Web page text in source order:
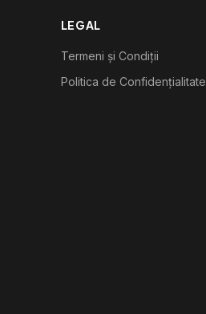
LEGAL
Termeni și Condiții
Politica de Confidențialitate